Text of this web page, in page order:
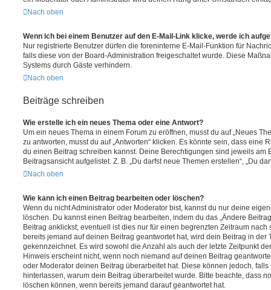
Nach oben
Wenn ich bei einem Benutzer auf den E-Mail-Link klicke, werde ich
Nur registrierte Benutzer dürfen die foreninterne E-Mail-Funktion für
falls diese von der Board-Administration freigeschaltet wurde. Diese
Systems durch Gäste verhindern.
Nach oben
Beiträge schreiben
Wie erstelle ich ein neues Thema oder eine Antwort?
Um ein neues Thema in einem Forum zu eröffnen, musst du auf „Neues
zu antworten, musst du auf „Antworten“ klicken. Es könnte sein, dass eine
du einen Beitrag schreiben kannst. Deine Berechtigungen sind jeweils am
Beitragsansicht aufgelistet. Z. B. „Du darfst neue Themen erstellen“, „Du
Nach oben
Wie kann ich einen Beitrag bearbeiten oder löschen?
Wenn du nicht Administrator oder Moderator bist, kannst du nur deine
löschen. Du kannst einen Beitrag bearbeiten, indem du das „Ändere
Beitrag anklickst; eventuell ist dies nur für einen begrenzten Zeitraum
bereits jemand auf deinen Beitrag geantwortet hat, wird dein Beitrag in der
gekennzeichnet. Es wird sowohl die Anzahl als auch der letzte Zeitpunkt
Hinweis erscheint nicht, wenn noch niemand auf deinen Beitrag
oder Moderator deinen Beitrag überarbeitet hat. Diese können jedoch,
hinterlassen, warum dein Beitrag überarbeitet wurde. Bitte beachte, dass
löschen können, wenn bereits jemand darauf geantwortet hat.